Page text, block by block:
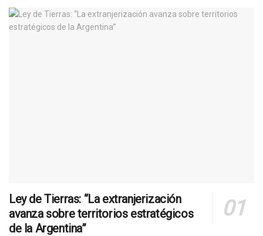
Ley de Tierras: “La extranjerización
avanza sobre territorios estratégicos
de la Argentina”